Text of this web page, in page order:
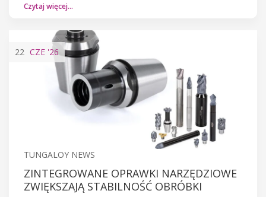
Czytaj więcej…
22 CZE '26
TUNGALOY NEWS
ZINTEGROWANE OPRAWKI NARZĘDZIOWE
ZWIĘKSZAJĄ STABILNOŚĆ OBRÓBKI